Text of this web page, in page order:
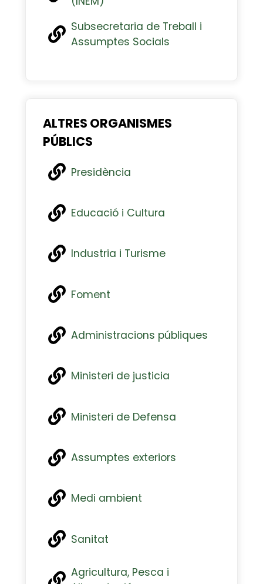
Subsecretaria de Treball i
Assumptes Socials
ALTRES ORGANISMES
PÚBLICS
Presidència
Educació i Cultura
Industria i Turisme
Foment
Administracions públiques
Ministeri de justicia
Ministeri de Defensa
Assumptes exteriors
Medi ambient
Sanitat
Agricultura, Pesca i